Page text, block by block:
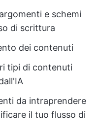
e schemi
di scrittura
dei contenuti
tipi di contenuti
da intraprendere
il tuo flusso di